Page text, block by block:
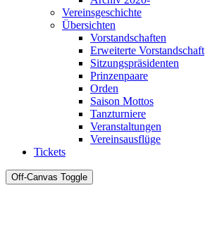
Vereinsgeschichte
Übersichten
Vorstandschaften
Erweiterte Vorstandschaft
Sitzungspräsidenten
Prinzenpaare
Orden
Saison Mottos
Tanzturniere
Veranstaltungen
Vereinsausflüge
Tickets
Off-Canvas Toggle